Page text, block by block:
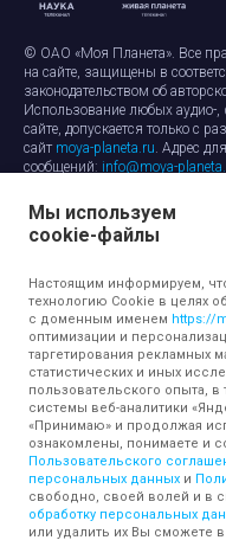
© ОАО «Моя Планета». Все
на сайте, защищены в
законодательством об
Использование любых аудио-
сайте, допускается только с
сайт moya-planeta.ru. Адрес
сообщений: info@moya-
Правила сайтаРабота с
Защита персональных
Мы используем
cookie-файлы
Настоящим информируем,
технологию Cookie в целях
с доменным именем https://
оптимизации и
таргетирования рекламных
статистических и иных
пользовательского опыта,
системы веб-аналитики
«Принимаю» и продолжая
ознакомлены, понимаете и
Пользовательского
персональных данных и
свободно, своей волей и в
обработку персональных
или удалить их Вы сможете в